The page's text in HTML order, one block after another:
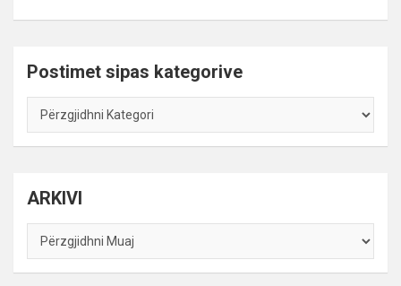
Postimet sipas kategorive
Postimet
kategorive
ARKIVI
ARKIVI